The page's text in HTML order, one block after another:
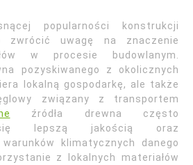
popularności konstrukcji
zwrócić uwagę na znaczenie
w procesie budowlanym.
pozyskiwanego z okolicznych
lokalną gospodarkę, ale także
związany z transportem
źródła drewna często
się lepszą jakością oraz
klimatycznych danego
z lokalnych materiałów